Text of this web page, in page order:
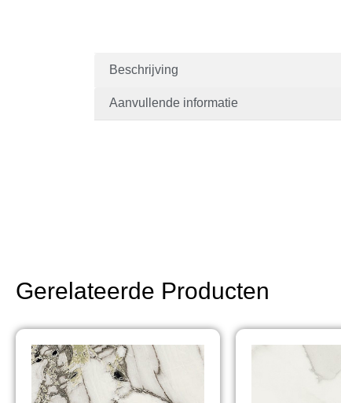
Beschrijving
Aanvullende informatie
Gerelateerde Producten